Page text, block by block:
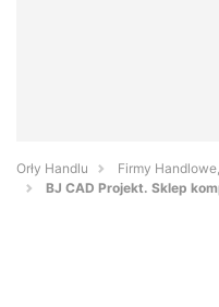
Orły Handlu
Firmy
BJ CAD Projekt. Sklep